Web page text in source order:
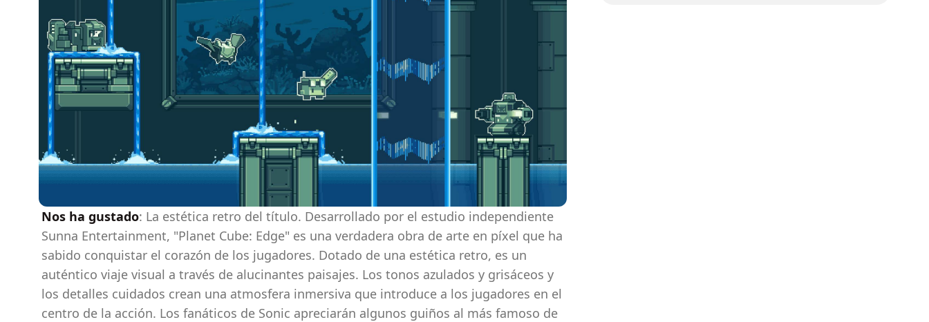
Nos ha gustado: La estética retro del título. Desarrollado por el estudio independiente
Sunna Entertainment, "Planet Cube: Edge" es una verdadera obra de arte en píxel que ha
sabido conquistar el corazón de los jugadores. Dotado de una estética retro, es un
auténtico viaje visual a través de alucinantes paisajes. Los tonos azulados y grisáceos y
los detalles cuidados crean una atmosfera inmersiva que introduce a los jugadores en el
centro de la acción. Los fanáticos de Sonic apreciarán algunos guiños al más famoso de